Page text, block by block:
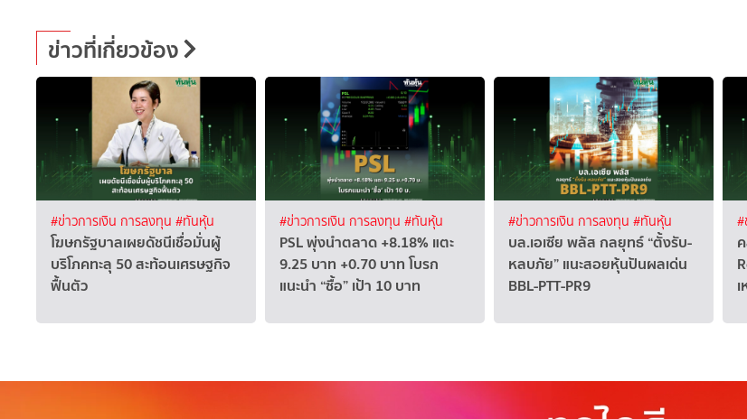
ข่าวที่เกี่ยวข้อง
#ข่าวการเงิน การลงทุน #ทันหุ้น
โฆษกรัฐบาลเผยดัชนีเชื่อมั่นผู้
บริโภคทะลุ 50 สะท้อนเศรษฐกิจ
ฟื้นตัว
#ข่าวการเงิน การลงทุน #ทันหุ้น
PSL พุ่งนำตลาด +8.18% แตะ
9.25 บาท +0.70 บาท โบรก
แนะนำ “ซื้อ” เป้า 10 บาท
#ข่าวการเงิน การลงทุน #ทันหุ้น
บล.เอเซีย พลัส กลยุทธ์ “ตั้งรับ-
หลบภัย” แนะสอยหุ้นปันผลเด่น
BBL-PTT-PR9
#